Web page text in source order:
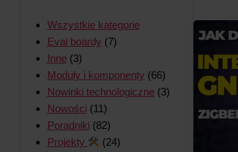
Wszystkie kategorie
Eval boardy (7)
Inne(3)
Moduły i komponenty (66)
Nowinki technologiczne(3)
Nowości (11)
Poradniki (82)
Projekty
(24)